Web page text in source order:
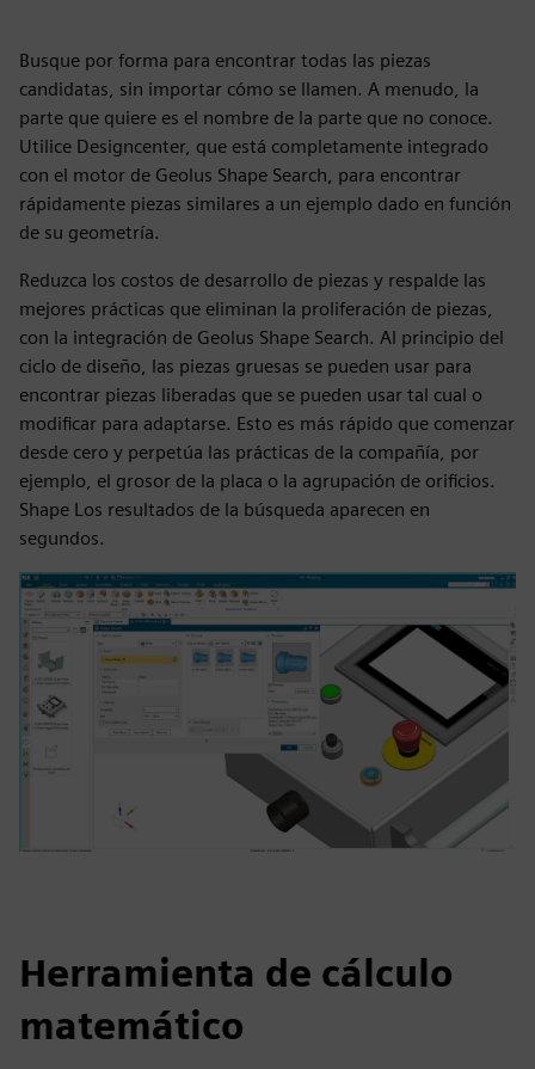
Busque por forma para encontrar todas las piezas
candidatas, sin importar cómo se llamen. A menudo, la
parte que quiere es el nombre de la parte que no conoce.
Utilice Designcenter, que está completamente integrado
con el motor de Geolus Shape Search, para encontrar
rápidamente piezas similares a un ejemplo dado en función
de su geometría.
Reduzca los costos de desarrollo de piezas y respalde las
mejores prácticas que eliminan la proliferación de piezas,
con la integración de Geolus Shape Search. Al principio del
ciclo de diseño, las piezas gruesas se pueden usar para
encontrar piezas liberadas que se pueden usar tal cual o
modificar para adaptarse. Esto es más rápido que comenzar
desde cero y perpetúa las prácticas de la compañía, por
ejemplo, el grosor de la placa o la agrupación de orificios.
Shape Los resultados de la búsqueda aparecen en
segundos.
Herramienta de cálculo
matemático